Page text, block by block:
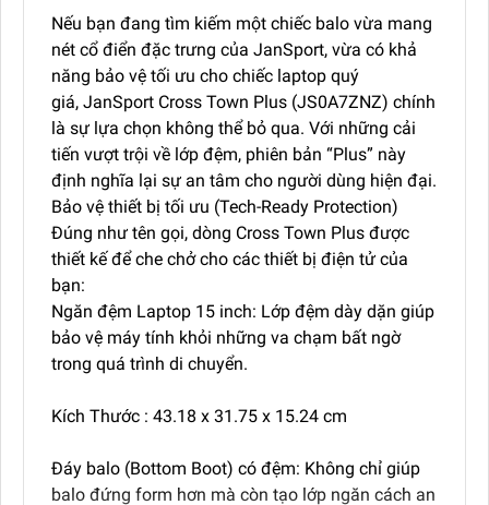
Nếu bạn đang tìm kiếm một chiếc balo vừa mang
nét cổ điển đặc trưng của JanSport, vừa có khả
năng bảo vệ tối ưu cho chiếc laptop quý
giá, JanSport Cross Town Plus (JS0A7ZNZ) chính
là sự lựa chọn không thể bỏ qua. Với những cải
tiến vượt trội về lớp đệm, phiên bản “Plus” này
định nghĩa lại sự an tâm cho người dùng hiện đại.
Bảo vệ thiết bị tối ưu (Tech-Ready Protection)
Đúng như tên gọi, dòng Cross Town Plus được
thiết kế để che chở cho các thiết bị điện tử của
bạn:
Ngăn đệm Laptop 15 inch: Lớp đệm dày dặn giúp
bảo vệ máy tính khỏi những va chạm bất ngờ
trong quá trình di chuyển.
Kích Thước : 43.18 x 31.75 x 15.24 cm
Đáy balo (Bottom Boot) có đệm: Không chỉ giúp
balo đứng form hơn mà còn tạo lớp ngăn cách an